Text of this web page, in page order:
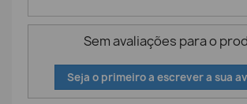
Sem avaliações para o
Seja o primeiro a escrever a sua